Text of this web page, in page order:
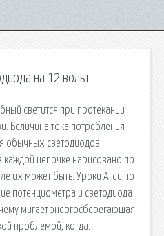
на 12 вольт
светится при протекании
Величина тока потребления
обычных светодиодов
каждой цепочке нарисовано по
их может быть. Уроки Arduino
потенциометра и светодиода
мигает энергосберегающая
проблемой, когда.